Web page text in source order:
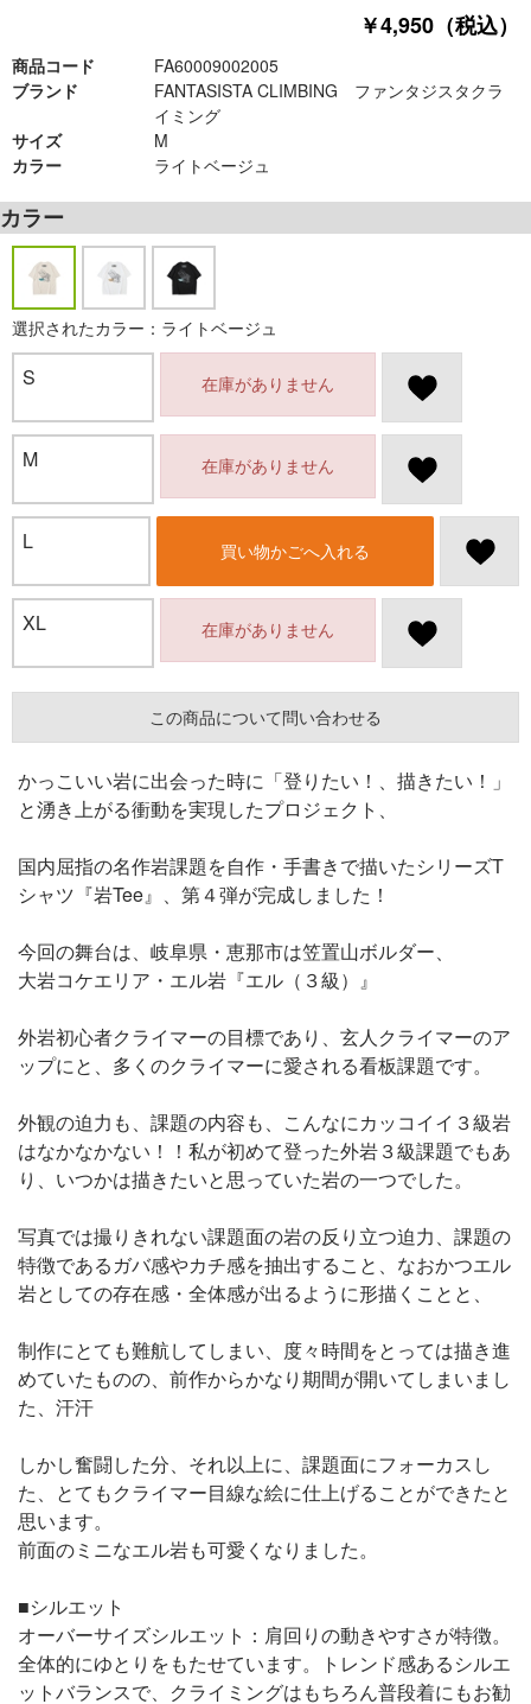
￥4,950（税込）
商品コード FA60009002005
ブランド
FANTASISTA CLIMBING ファンタジスタクラ
イミング
サイズ
M
カラー
ライトベージュ
カラー
選択されたカラー：ライトベージュ
S 在庫がありません
M 在庫がありません
L 買い物かごへ入れる
XL 在庫がありません
この商品について問い合わせる
かっこいい岩に出会った時に「登りたい！、描きたい！」
と湧き上がる衝動を実現したプロジェクト、
国内屈指の名作岩課題を自作・手書きで描いたシリーズT
シャツ『岩Tee』、第４弾が完成しました！
今回の舞台は、岐阜県・恵那市は笠置山ボルダー、
大岩コケエリア・エル岩『エル（３級）』
外岩初心者クライマーの目標であり、玄人クライマーのア
ップにと、多くのクライマーに愛される看板課題です。
外観の迫力も、課題の内容も、こんなにカッコイイ３級岩
はなかなかない！！私が初めて登った外岩３級課題でもあ
り、いつかは描きたいと思っていた岩の一つでした。
写真では撮りきれない課題面の岩の反り立つ迫力、課題の
特徴であるガバ感やカチ感を抽出すること、なおかつエル
岩としての存在感・全体感が出るように形描くことと、
制作にとても難航してしまい、度々時間をとっては描き進
めていたものの、前作からかなり期間が開いてしまいまし
た、汗汗
しかし奮闘した分、それ以上に、課題面にフォーカスし
た、とてもクライマー目線な絵に仕上げることができたと
思います。
前面のミニなエル岩も可愛くなりました。
■シルエット
オーバーサイズシルエット：肩回りの動きやすさが特徴。
全体的にゆとりをもたせています。トレンド感あるシルエ
ットバランスで、クライミングはもちろん普段着にもお勧